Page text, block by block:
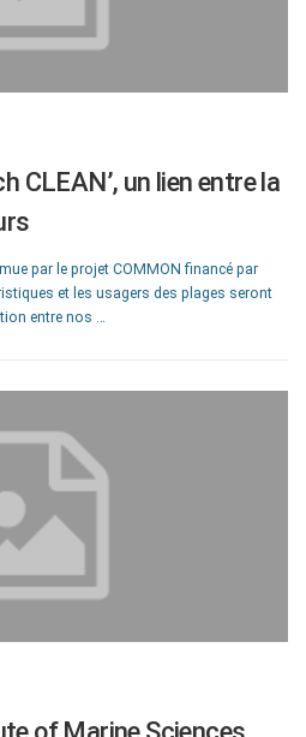
CLEAN’, un lien entre la
par le projet COMMON financé par
et les usagers des plages seront
entre nos …